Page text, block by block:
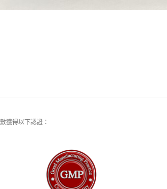
獲得以下認證：